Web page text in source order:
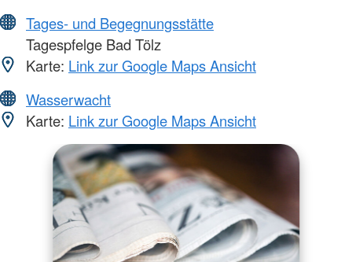
Tages- und Begegnungsstätte
Tagespfelge Bad Tölz
Karte: Link zur Google Maps Ansicht
Wasserwacht
Karte: Link zur Google Maps Ansicht